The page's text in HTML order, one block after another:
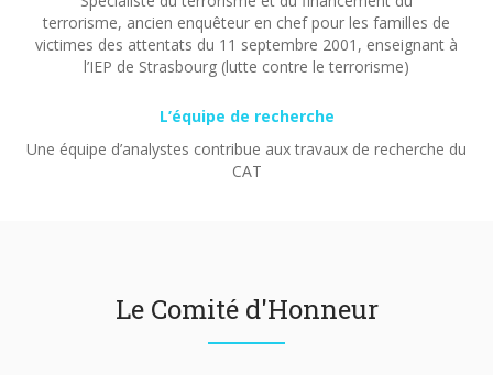
terrorisme, ancien enquêteur en chef pour les familles de
victimes des attentats du 11 septembre 2001, enseignant à
l’IEP de Strasbourg (lutte contre le terrorisme)
L’équipe de recherche
Une équipe d’analystes contribue aux travaux de recherche du
CAT
Le Comité d'Honneur